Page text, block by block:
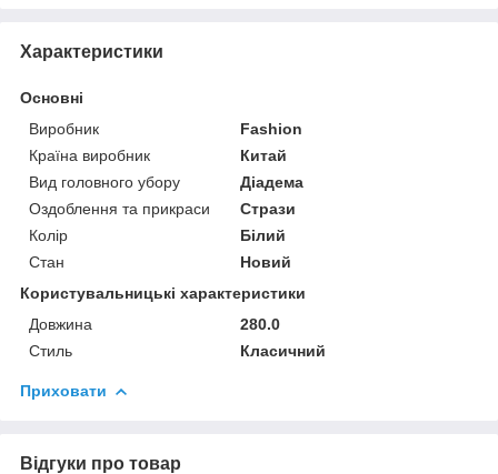
Характеристики
Основні
Виробник
Fashion
Країна виробник
Китай
Вид головного убору
Діадема
Оздоблення та прикраси
Стрази
Колір
Білий
Стан
Новий
Користувальницькі характеристики
Довжина
280.0
Стиль
Класичний
Приховати
Відгуки про товар